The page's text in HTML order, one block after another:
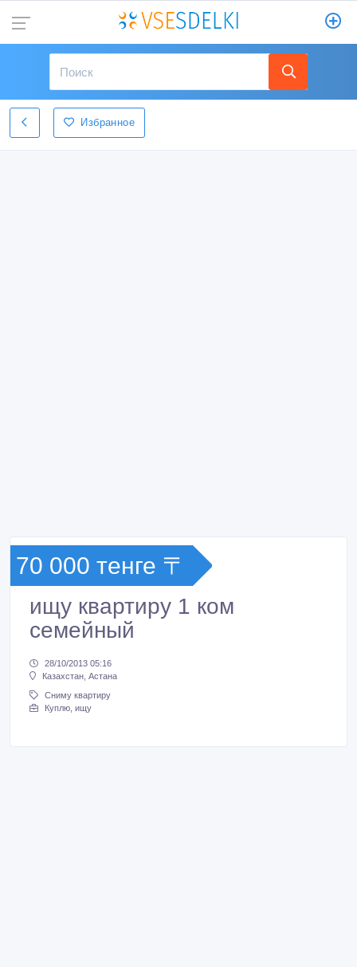
Избранное
70 000 тенге 〒
ищу квартиру 1 ком
семейный
28/10/2013 05:16
Казахстан, Астана
Сниму квартиру
Куплю, ищу